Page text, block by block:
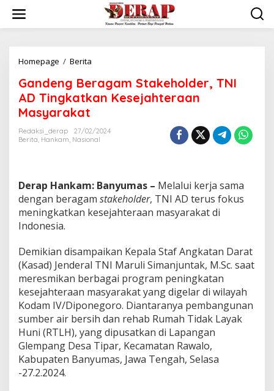
content
Homepage / Berita
Stakeholder,
TNI
AD
Kesejahteraan
Masyarakat
Gandeng Beragam Stakeholder, TNI
AD Tingkatkan Kesejahteraan
Masyarakat
Redaksi_derap
27/02/2024
Berita, Hankam, Nasional
Derap Hankam: Banyumas – Melalui kerja sama
dengan beragam stakeholder, TNI AD terus fokus
meningkatkan kesejahteraan masyarakat di
Indonesia.
Demikian disampaikan Kepala Staf Angkatan Darat
(Kasad) Jenderal TNI Maruli Simanjuntak, M.Sc. saat
meresmikan berbagai program peningkatan
kesejahteraan masyarakat yang digelar di wilayah
Kodam IV/Diponegoro. Diantaranya pembangunan
sumber air bersih dan rehab Rumah Tidak Layak
Huni (RTLH), yang dipusatkan di Lapangan
Glempang Desa Tipar, Kecamatan Rawalo,
Kabupaten Banyumas, Jawa Tengah, Selasa
-27.2.2024.